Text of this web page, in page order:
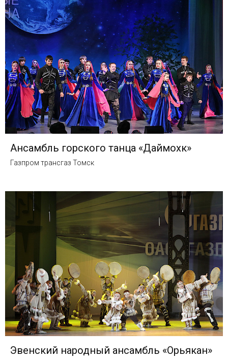
Ансамбль горского танца «Даймохк»
Газпром трансгаз Томск
Эвенский народный ансамбль «Орьякан»